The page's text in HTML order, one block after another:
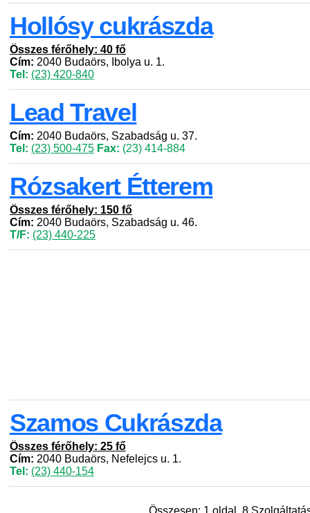
Hollósy cukrászda
Összes férőhely: 40 fő
Cím: 2040 Budaörs, Ibolya u. 1.
Tel: (23) 420-840
Lead Travel
Cím: 2040 Budaörs, Szabadság u. 37.
Tel: (23) 500-475 Fax: (23) 414-884
Rózsakert Étterem
Összes férőhely: 150 fő
Cím: 2040 Budaörs, Szabadság u. 46.
T/F: (23) 440-225
Szamos Cukrászda
Összes férőhely: 25 fő
Cím: 2040 Budaörs, Nefelejcs u. 1.
Tel: (23) 440-154
Összesen: 1 oldal, 8